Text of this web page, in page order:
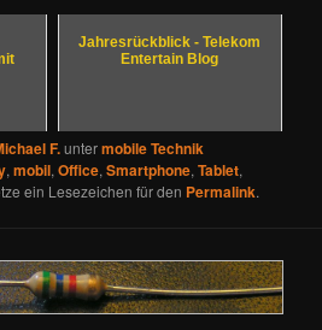
Jahresrückblick - Telekom
Entertain Blog
F.untermobile Technik
,mobil,Office,Smartphone,Tablet,
ein Lesezeichen für den Permalink.